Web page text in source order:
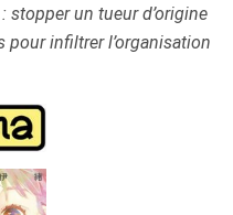
un tueur d’origine
pour infiltrer l’organisation